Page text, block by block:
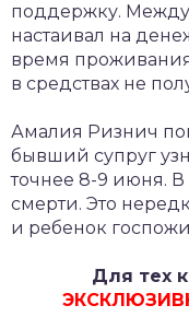
поддержку.
настаивал на
время
в средствах не
Амалия Ризнич
бывший супруг
точнее 8-9 июня. В
смерти. Это
и ребенок
Для тех